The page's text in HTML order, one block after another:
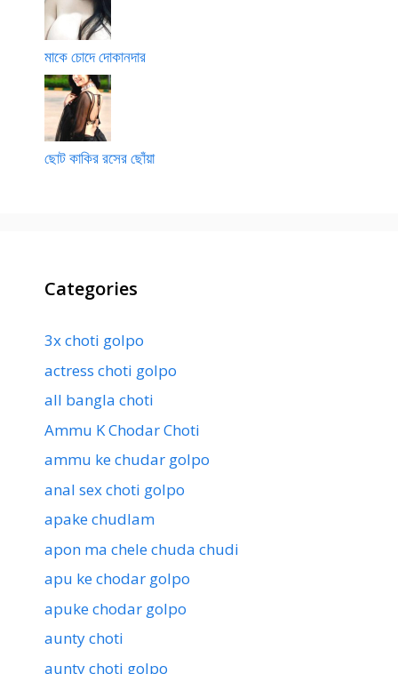
মাকে চোদে দোকানদার
ছোট কাকির রসের ছোঁয়া
Categories
3x choti golpo
actress choti golpo
all bangla choti
Ammu K Chodar Choti
ammu ke chudar golpo
anal sex choti golpo
apake chudlam
apon ma chele chuda chudi
apu ke chodar golpo
apuke chodar golpo
aunty choti
aunty choti golpo